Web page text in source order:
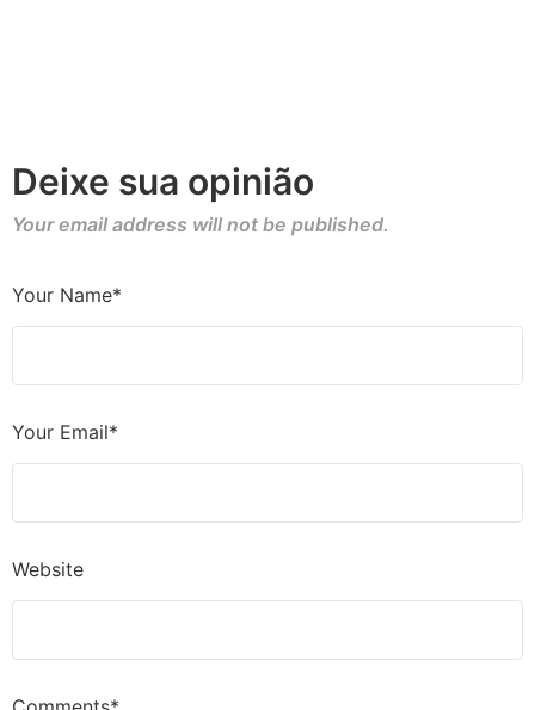
Deixe sua opinião
Your email address will not be published.
Your Name*
Your Email*
Website